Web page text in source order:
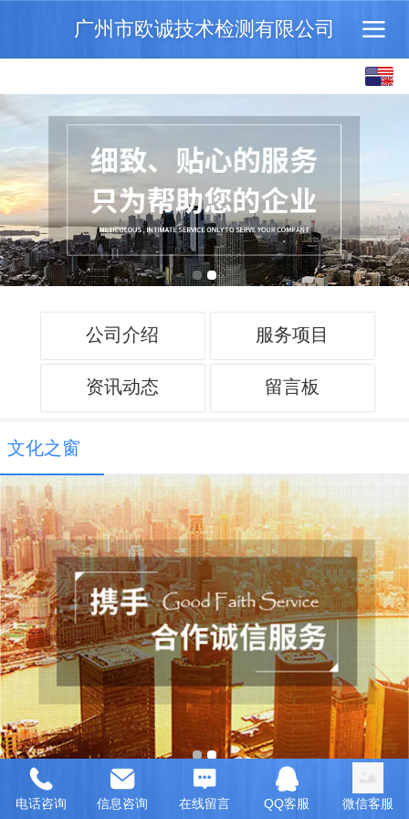
广州市欧诚技术检测有限公司
中文
公司介绍 服务项目
资讯动态 留言板
文化之窗
新闻资讯
电话咨询 信息咨询 在线留言 QQ客服 微信客服